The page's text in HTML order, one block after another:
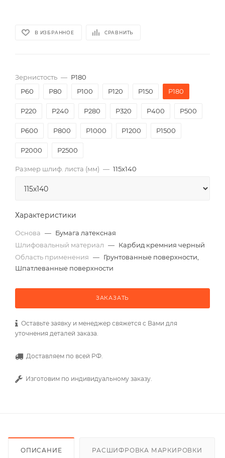
В ИЗБРАННОЕ СРАВНИТЬ
Зернистость — P180
P60
P80 P100 P120 P150 P180
P220 P240 P280 P320 P400 P500
P600 P800 P1000 P1200 P1500
P2000 Р2500
Размер шлиф. листа (мм) — 115х140
Характеристики
Основа — Бумага латексная
Шлифовальный материал — Карбид кремния черный
Область применения — Грунтованные поверхности,
Шпатлеванные поверхности
ЗАКАЗАТЬ
Оставьте заявку и менеджер свяжется с Вами для
уточнения деталей заказа.
Доставляем по всей РФ.
Изготовим по индивидуальному заказу.
ОПИСАНИЕ РАСШИФРОВКА МАРКИРОВКИ